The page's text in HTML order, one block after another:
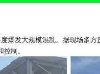
爆发大规模混乱。据现场多
制。